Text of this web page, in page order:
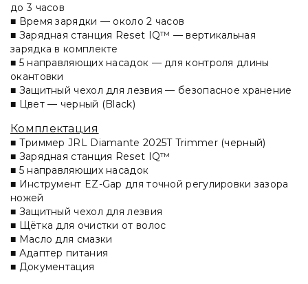
до 3 часов
■ Время зарядки — около 2 часов
■ Зарядная станция Reset IQ™ — вертикальная
зарядка в комплекте
■ 5 направляющих насадок — для контроля длины
окантовки
■ Защитный чехол для лезвия — безопасное хранение
■ Цвет — черный (Black)
Комплектация
■ Триммер JRL Diamante 2025T Trimmer (черный)
■ Зарядная станция Reset IQ™
■ 5 направляющих насадок
■ Инструмент EZ-Gap для точной регулировки зазора
ножей
■ Защитный чехол для лезвия
■ Щётка для очистки от волос
■ Масло для смазки
■ Адаптер питания
■ Документация